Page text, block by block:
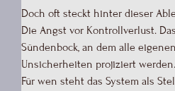
Doch oft steckt hinter dieser
Die Angst vor Kontrollverlust.
Sündenbock, an dem alle
Unsicherheiten projiziert werden.
Für wen steht das System als